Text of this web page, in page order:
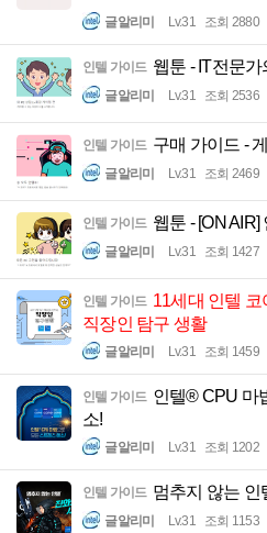
글알리미 Lv.31 조회 2880
인텔 가이드 웹툰 - IT전문
글알리미 Lv.31 조회 2536
인텔 가이드 구매 가이드 -
글알리미 Lv.31 조회 2469
인텔 가이드 웹툰 - [ON AIR]
글알리미 Lv.31 조회 1427
인텔 가이드 11세대 인텔
직장인 탐구 생활
글알리미 Lv.31 조회 1459
인텔 가이드 인텔® CPU 마
소!
글알리미 Lv.31 조회 1202
인텔 가이드 멈추지 않는
글알리미 Lv.31 조회 1153